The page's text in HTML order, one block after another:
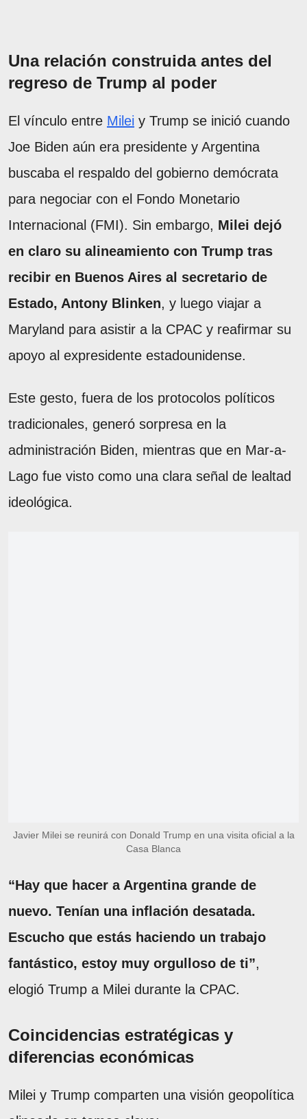
Una relación construida antes del
regreso de Trump al poder
El vínculo entre Milei y Trump se inició cuando
Joe Biden aún era presidente y Argentina
buscaba el respaldo del gobierno demócrata
para negociar con el Fondo Monetario
Internacional (FMI). Sin embargo, Milei dejó
en claro su alineamiento con Trump tras
recibir en Buenos Aires al secretario de
Estado, Antony Blinken, y luego viajar a
Maryland para asistir a la CPAC y reafirmar su
apoyo al expresidente estadounidense.
Este gesto, fuera de los protocolos políticos
tradicionales, generó sorpresa en la
administración Biden, mientras que en Mar-a-
Lago fue visto como una clara señal de lealtad
ideológica.
Javier Milei se reunirá con Donald Trump en una visita oficial a la
Casa Blanca
“Hay que hacer a Argentina grande de
nuevo. Tenían una inflación desatada.
Escucho que estás haciendo un trabajo
fantástico, estoy muy orgulloso de ti”,
elogió Trump a Milei durante la CPAC.
Coincidencias estratégicas y
diferencias económicas
Milei y Trump comparten una visión geopolítica